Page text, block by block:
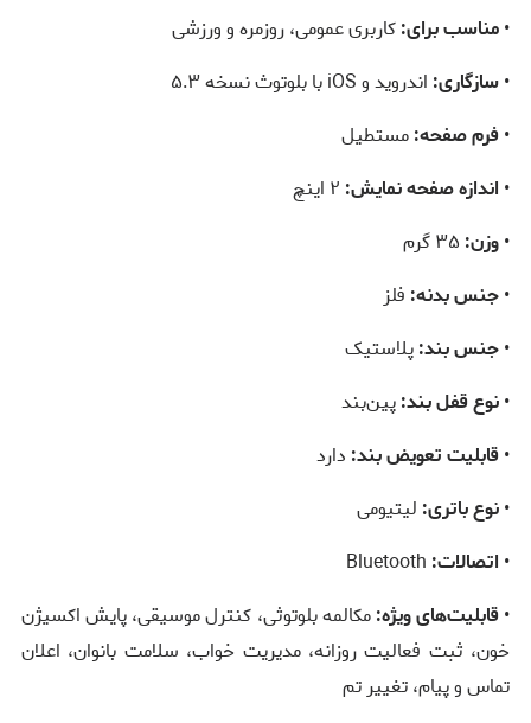
•مناسب برای:کاربری عمومی، روزمره و ورزشی
•سازگاری: اندروید و iOS با بلوتوث نسخه ۵.۳
•فرم صفحه:مستطیل
• اندازه صفحه نمایش:
•وزن:
•جنس بدنه: فلز
•جنس بند:پلاستیک
•نوع قفل بند:پین‌بند
•قابلیت تعویض بند: دارد
•نوع باتری: لیتیومی
• اتصالات:
•قابلیت‌های ویژه:مکالمه بلوتوثی، کنترل موسیقی، پایش اکسیژن
خون، ثبت فعالیت روزانه، مدیریت خواب، سلامت بانوان، اعلان
تماس و پیام، تغییر تم